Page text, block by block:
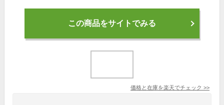
この商品をサイトでみる
価格と在庫を楽天でチェック >>